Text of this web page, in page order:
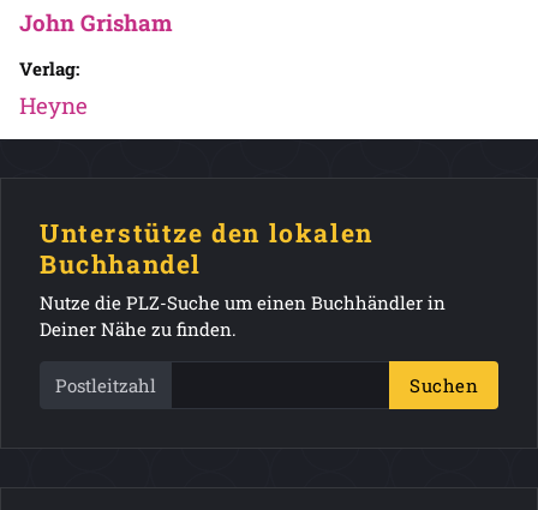
John Grisham
Verlag:
Heyne
Unterstütze den lokalen
Buchhandel
Nutze die PLZ-Suche um einen Buchhändler in
Deiner Nähe zu finden.
Postleitzahl Suchen